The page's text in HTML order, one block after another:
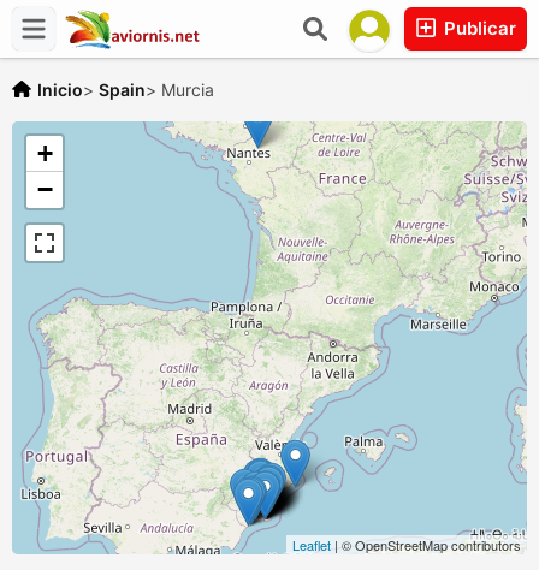
Publicar
Inicio> Spain> Murcia
+
−
Leaflet | © OpenStreetMap contributors